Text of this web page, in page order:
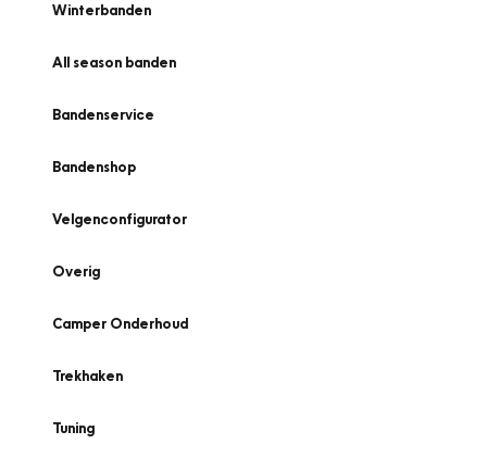
Winterbanden
All season banden
Bandenservice
Bandenshop
Velgenconfigurator
Overig
Camper Onderhoud
Trekhaken
Tuning